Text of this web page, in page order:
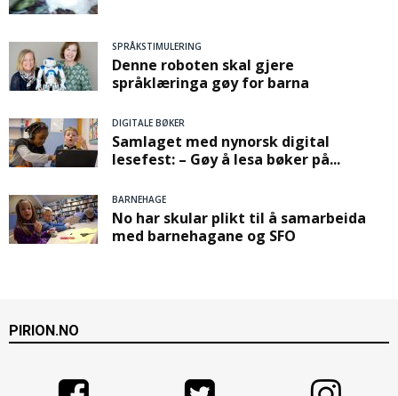
SPRÅKSTIMULERING
Denne roboten skal gjere
språklæringa gøy for barna
DIGITALE BØKER
Samlaget med nynorsk digital
lesefest: – Gøy å lesa bøker på...
BARNEHAGE
No har skular plikt til å samarbeida
med barnehagane og SFO
PIRION.NO